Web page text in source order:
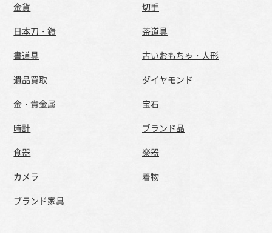
金貨
切手
日本刀・鎧
茶道具
書道具
古いおもちゃ・人形
遺品買取
ダイヤモンド
金・貴金属
宝石
時計
ブランド品
食器
楽器
カメラ
着物
ブランド家具